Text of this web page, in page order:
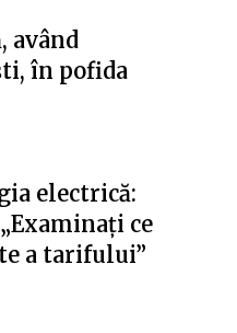
având
în pofida
electrică:
ce
a tarifului”